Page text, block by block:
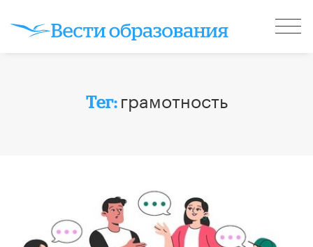
Тег: грамотность